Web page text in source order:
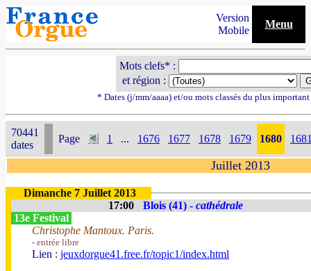
Version
Mobile
Menu
Mots clefs* :
et région :
* Dates (j/mm/aaaa) et/ou mots classés du plus
70441
dates
Page 1 ... 1676 1677 1678 1679 1680
Juillet 2013
Dimanche 7 Juillet 2013
17:00
Blois (41) - cathédrale
13e Festival
Christophe Mantoux. Paris.
- entrée libre
Lien : jeuxdorgue41.free.fr/topic1/index.html